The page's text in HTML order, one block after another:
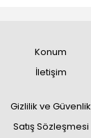
Konum
İletişim
Gizlilik ve Güvenlik
Satış Sözleşmesi